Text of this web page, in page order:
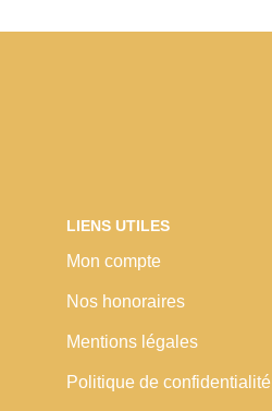
LIENS UTILES
Mon compte
Nos honoraires
Mentions légales
Politique de confidentialité